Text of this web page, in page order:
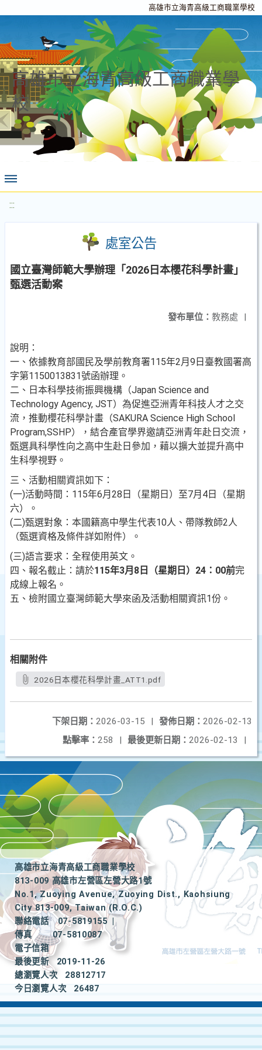
高雄市立海青高級工商職業學校
高雄市立海青高級工商職業學
校
:::
處室公告
國立臺灣師範大學辦理「2026日本櫻花科學計畫」
甄選活動案
發布單位： 教務處 |
說明：
一、依據教育部國民及學前教育署115年2月9日臺教國署高
字第1150013831號函辦理。
二、日本科學技術振興機構（Japan Science and
Technology Agency, JST）為促進亞洲青年科技人才之交
流，推動櫻花科學計畫（SAKURA Science High School
Program,SSHP），結合產官學界邀請亞洲青年赴日交流，
甄選具科學性向之高中生赴日參加，藉以擴大並提升高中
生科學視野。
三、活動相關資訊如下：
(一)活動時間：115年6月28日（星期日）至7月4日（星期
六）。
(二)甄選對象：本國籍高中學生代表10人、帶隊教師2人
（甄選資格及條件詳如附件）。
(三)語言要求：全程使用英文。
四、報名截止：請於115年3月8日（星期日）24：00前完
成線上報名。
五、檢附國立臺灣師範大學來函及活動相關資訊1份。
相關附件
2026日本櫻花科學計畫_ATT1.pdf
發佈日期： 2026-02-13
下架日期： 2026-03-15
|
最後更新日期： 2026-02-13 |
點擊率： 258 |
高雄市立海青高級工商職業學校
813-009 高雄市左營區左營大路1號
No.1, Zuoying Avenue, Zuoying Dist., Kaohsiung
City 813-009, Taiwan (R.O.C.)
聯絡電話
07-5819155
|
傳真
07-5810087
電子信箱
最後更新
2019-11-26
總瀏覽人次
28812717
今日瀏覽人次
26487